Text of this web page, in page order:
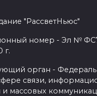
"РассветНьюс"
номер - Эл №
г.
орган -
связи,
и массовых